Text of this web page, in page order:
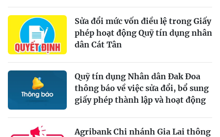
Sửa đổi mức vốn điều lệ trong Giấy
phép hoạt động Quỹ tín dụng nhân
dân Cát Tân
Quỹ tín dụng Nhân dân Đak Đoa
thông báo về việc sửa đổi, bổ sung
giấy phép thành lập và hoạt động
Agribank Chi nhánh Gia Lai thông